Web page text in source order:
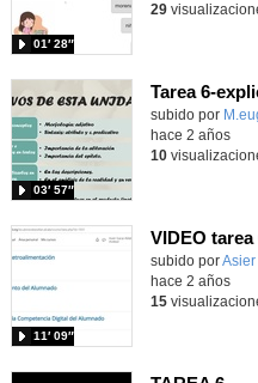
01′ 28″
29
Contenido
subido por
03′ 57″
hace 2 años
10
VIDEO
Contenido
subido porAsier
11′ 09″
hace 2 años
15